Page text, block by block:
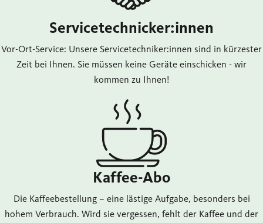
Servicetechnicker:innen
Vor-Ort-Service: Unsere Servicetechniker:innen sind in kürzester
Zeit bei Ihnen. Sie müssen keine Geräte einschicken - wir
kommen zu Ihnen!
Kaffee-Abo
Die Kaffeebestellung – eine lästige Aufgabe, besonders bei
hohem Verbrauch. Wird sie vergessen, fehlt der Kaffee und der